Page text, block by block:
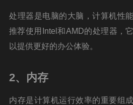
处理器是电脑的大脑，计算机性
推荐使用Intel和AMD的处理器，
以提供更好的办公体验。
2、内存
内存是计算机运行效率的重要组